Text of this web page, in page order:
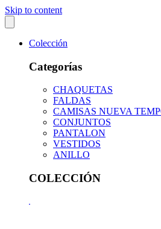
Skip to content
Colección
Categorías
CHAQUETAS
FALDAS
CAMISAS NUEVA
CONJUNTOS
PANTALON
VESTIDOS
ANILLO
COLECCIÓN